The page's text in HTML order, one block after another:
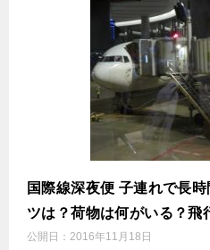
国際線深夜便 子連れで長
ツは？荷物は何がいる？飛
公開日： 2016年11月18日